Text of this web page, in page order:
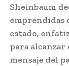
Sheinbaum
emprendidas
estado,
para alcanzar
mensaje del